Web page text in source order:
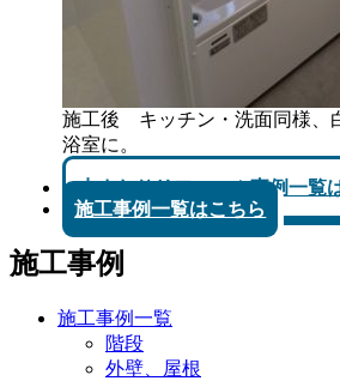
施工後 キッチン・洗面同様、
浴室に。
水まわりリフォーム事例一覧
施工事例一覧はこちら
施工事例
施工事例一覧
階段
外壁、屋根